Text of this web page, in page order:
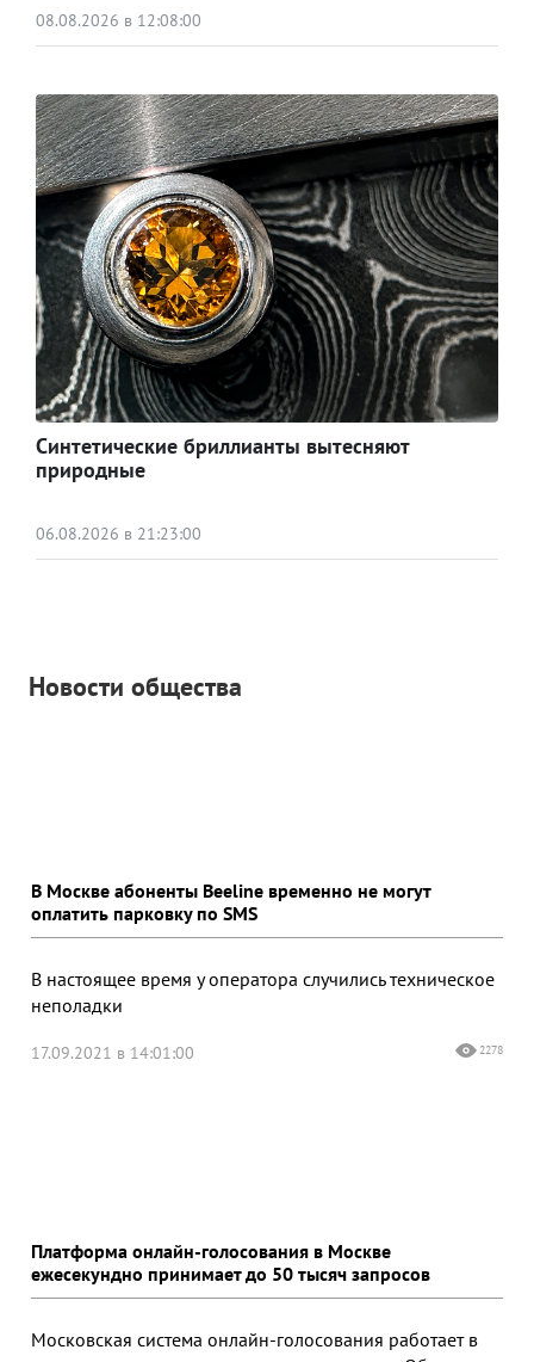
08.08.2026 в 12:08:00
Синтетические бриллианты вытесняют
природные
06.08.2026 в 21:23:00
Новости общества
В Москве абоненты Beeline временно не могут
оплатить парковку по SMS
В настоящее время у оператора случились техническое
неполадки
17.09.2021 в 14:01:00 2278
Платформа онлайн-голосования в Москве
ежесекундно принимает до 50 тысяч запросов
Московская система онлайн-голосования работает в